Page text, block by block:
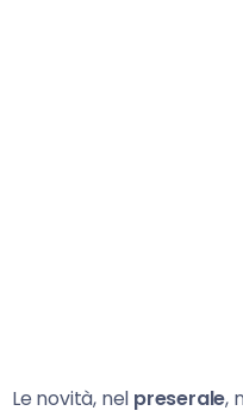
Le novità, nel preserale,